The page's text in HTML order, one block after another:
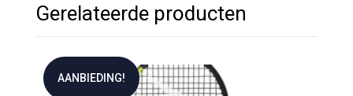
Gerelateerde producten
AANBIEDING!